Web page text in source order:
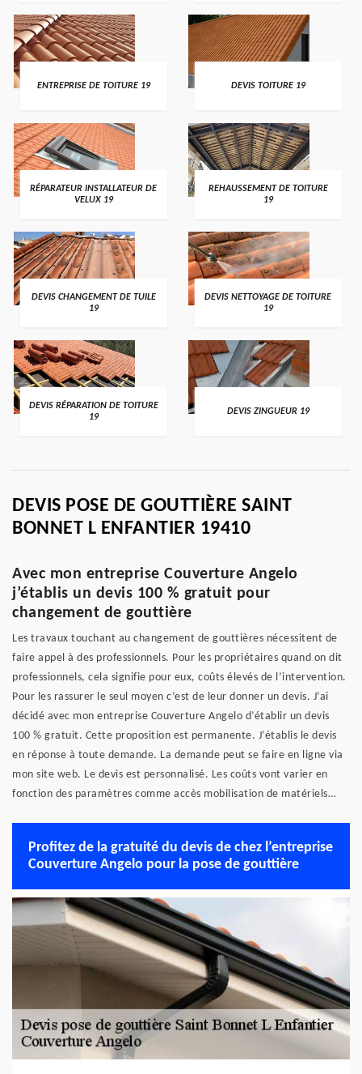
ENTREPRISE DE TOITURE 19 DEVIS TOITURE 19
RÉPARATEUR INSTALLATEUR DE
VELUX 19
REHAUSSEMENT DE TOITURE
19
DEVIS CHANGEMENT DE TUILE
19
DEVIS NETTOYAGE DE TOITURE
19
DEVIS RÉPARATION DE TOITURE
19
DEVIS ZINGUEUR 19
DEVIS POSE DE GOUTTIÈRE SAINT
BONNET L ENFANTIER 19410
Avec mon entreprise Couverture Angelo
j’établis un devis 100 % gratuit pour
changement de gouttière
Les travaux touchant au changement de gouttières nécessitent de
faire appel à des professionnels. Pour les propriétaires quand on dit
professionnels, cela signifie pour eux, coûts élevés de l’intervention.
Pour les rassurer le seul moyen c’est de leur donner un devis. J’ai
décidé avec mon entreprise Couverture Angelo d’établir un devis
100 % gratuit. Cette proposition est permanente. J’établis le devis
en réponse à toute demande. La demande peut se faire en ligne via
mon site web. Le devis est personnalisé. Les coûts vont varier en
fonction des paramètres comme accès mobilisation de matériels…
Profitez de la gratuité du devis de chez l’entreprise
Couverture Angelo pour la pose de gouttière